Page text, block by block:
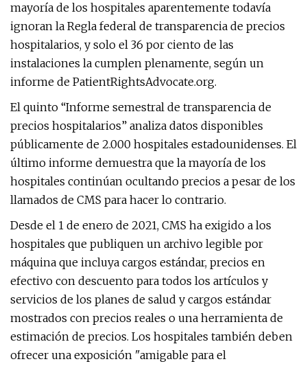
mayoría de los hospitales aparentemente todavía
ignoran la Regla federal de transparencia de precios
hospitalarios, y solo el 36 por ciento de las
instalaciones la cumplen plenamente, según un
informe de PatientRightsAdvocate.org.
El quinto “Informe semestral de transparencia de
precios hospitalarios” analiza datos disponibles
públicamente de 2.000 hospitales estadounidenses. El
último informe demuestra que la mayoría de los
hospitales continúan ocultando precios a pesar de los
llamados de CMS para hacer lo contrario.
Desde el 1 de enero de 2021, CMS ha exigido a los
hospitales que publiquen un archivo legible por
máquina que incluya cargos estándar, precios en
efectivo con descuento para todos los artículos y
servicios de los planes de salud y cargos estándar
mostrados con precios reales o una herramienta de
estimación de precios. Los hospitales también deben
ofrecer una exposición "amigable para el